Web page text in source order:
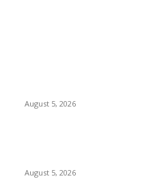
August 5, 2026
August 5, 2026